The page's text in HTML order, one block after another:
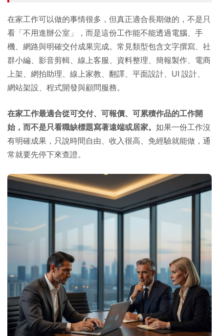
在家工作可以做的事情很多，但真正適合長期做的，不是只
看「不用進辦公室」，而是這份工作能不能透過電腦、手
機、網路與明確交付成果完成。常見類型包含文字撰寫、社
群小編、影音剪輯、線上客服、資料整理、簡報製作、電商
上架、網拍助理、線上家教、翻譯、平面設計、UI 設計、
網站架設、程式開發與顧問服務。
在家工作最適合從可交付、可報價、可累積作品的工作開
始，而不是只看職缺標題寫著遠端或居家。 如果一份工作沒
有明確成果，只說時間自由、收入很高、免經驗就能做，通
常就要先停下來查證。